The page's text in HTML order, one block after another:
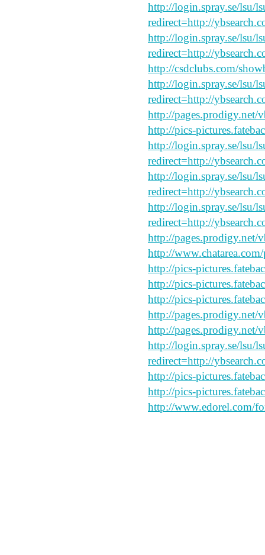
http://login.spray.se/lsu/
redirect=http://
http://login.spray.se/lsu/
redirect=http://
http://csdclubs.com/
http://login.spray.se/lsu/
redirect=http://
http://pages.prodigy.net/
http://pics-
http://login.spray.se/lsu/
redirect=http://
http://login.spray.se/lsu/
redirect=http://
http://login.spray.se/lsu/
redirect=http://
http://pages.prodigy.net/
http://
http://pics-
http://pics-
http://pics-
http://pages.prodigy.net/
http://pages.prodigy.net/
http://login.spray.se/lsu/
redirect=http://
http://pics-
http://pics-
http://www.edorel.com/